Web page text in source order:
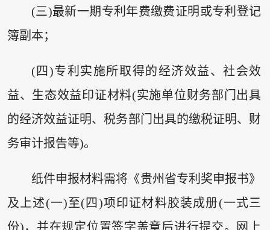
(三)最新一期专利年费缴费证明或专利登记
簿副本；
(四)专利实施所取得的经济效益、社会效
益、生态效益印证材料(实施单位财务部门出具
的经济效益证明、税务部门出具的缴税证明、财
务审计报告等)。
纸件申报材料需将《贵州省专利奖申报书》
及上述(一)至(四)项印证材料胶装成册(一式三
份)，并在规定位置签字盖章后进行提交。网上